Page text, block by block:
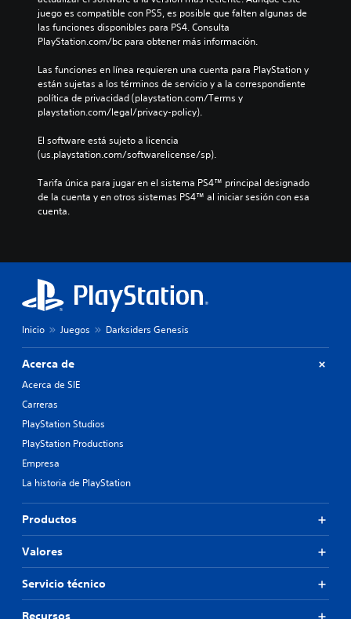
juego es compatible con PS5, es posible que falten algunas de
las funciones disponibles para PS4. Consulta
PlayStation.com/bc para obtener más información.
Las funciones en línea requieren una cuenta para PlayStation y
están sujetas a los términos de servicio y a la correspondiente
política de privacidad (playstation.com/Terms y
playstation.com/legal/privacy-policy).
El software está sujeto a licencia
(us.playstation.com/softwarelicense/sp).
Tarifa única para jugar en el sistema PS4™ principal designado
de la cuenta y en otros sistemas PS4™ al iniciar sesión con esa
cuenta.
Inicio Juegos Darksiders Genesis
Acerca de
Acerca de SIE
Carreras
PlayStation Studios
PlayStation Productions
Empresa
La historia de PlayStation
Productos
Valores
Servicio técnico
Recursos